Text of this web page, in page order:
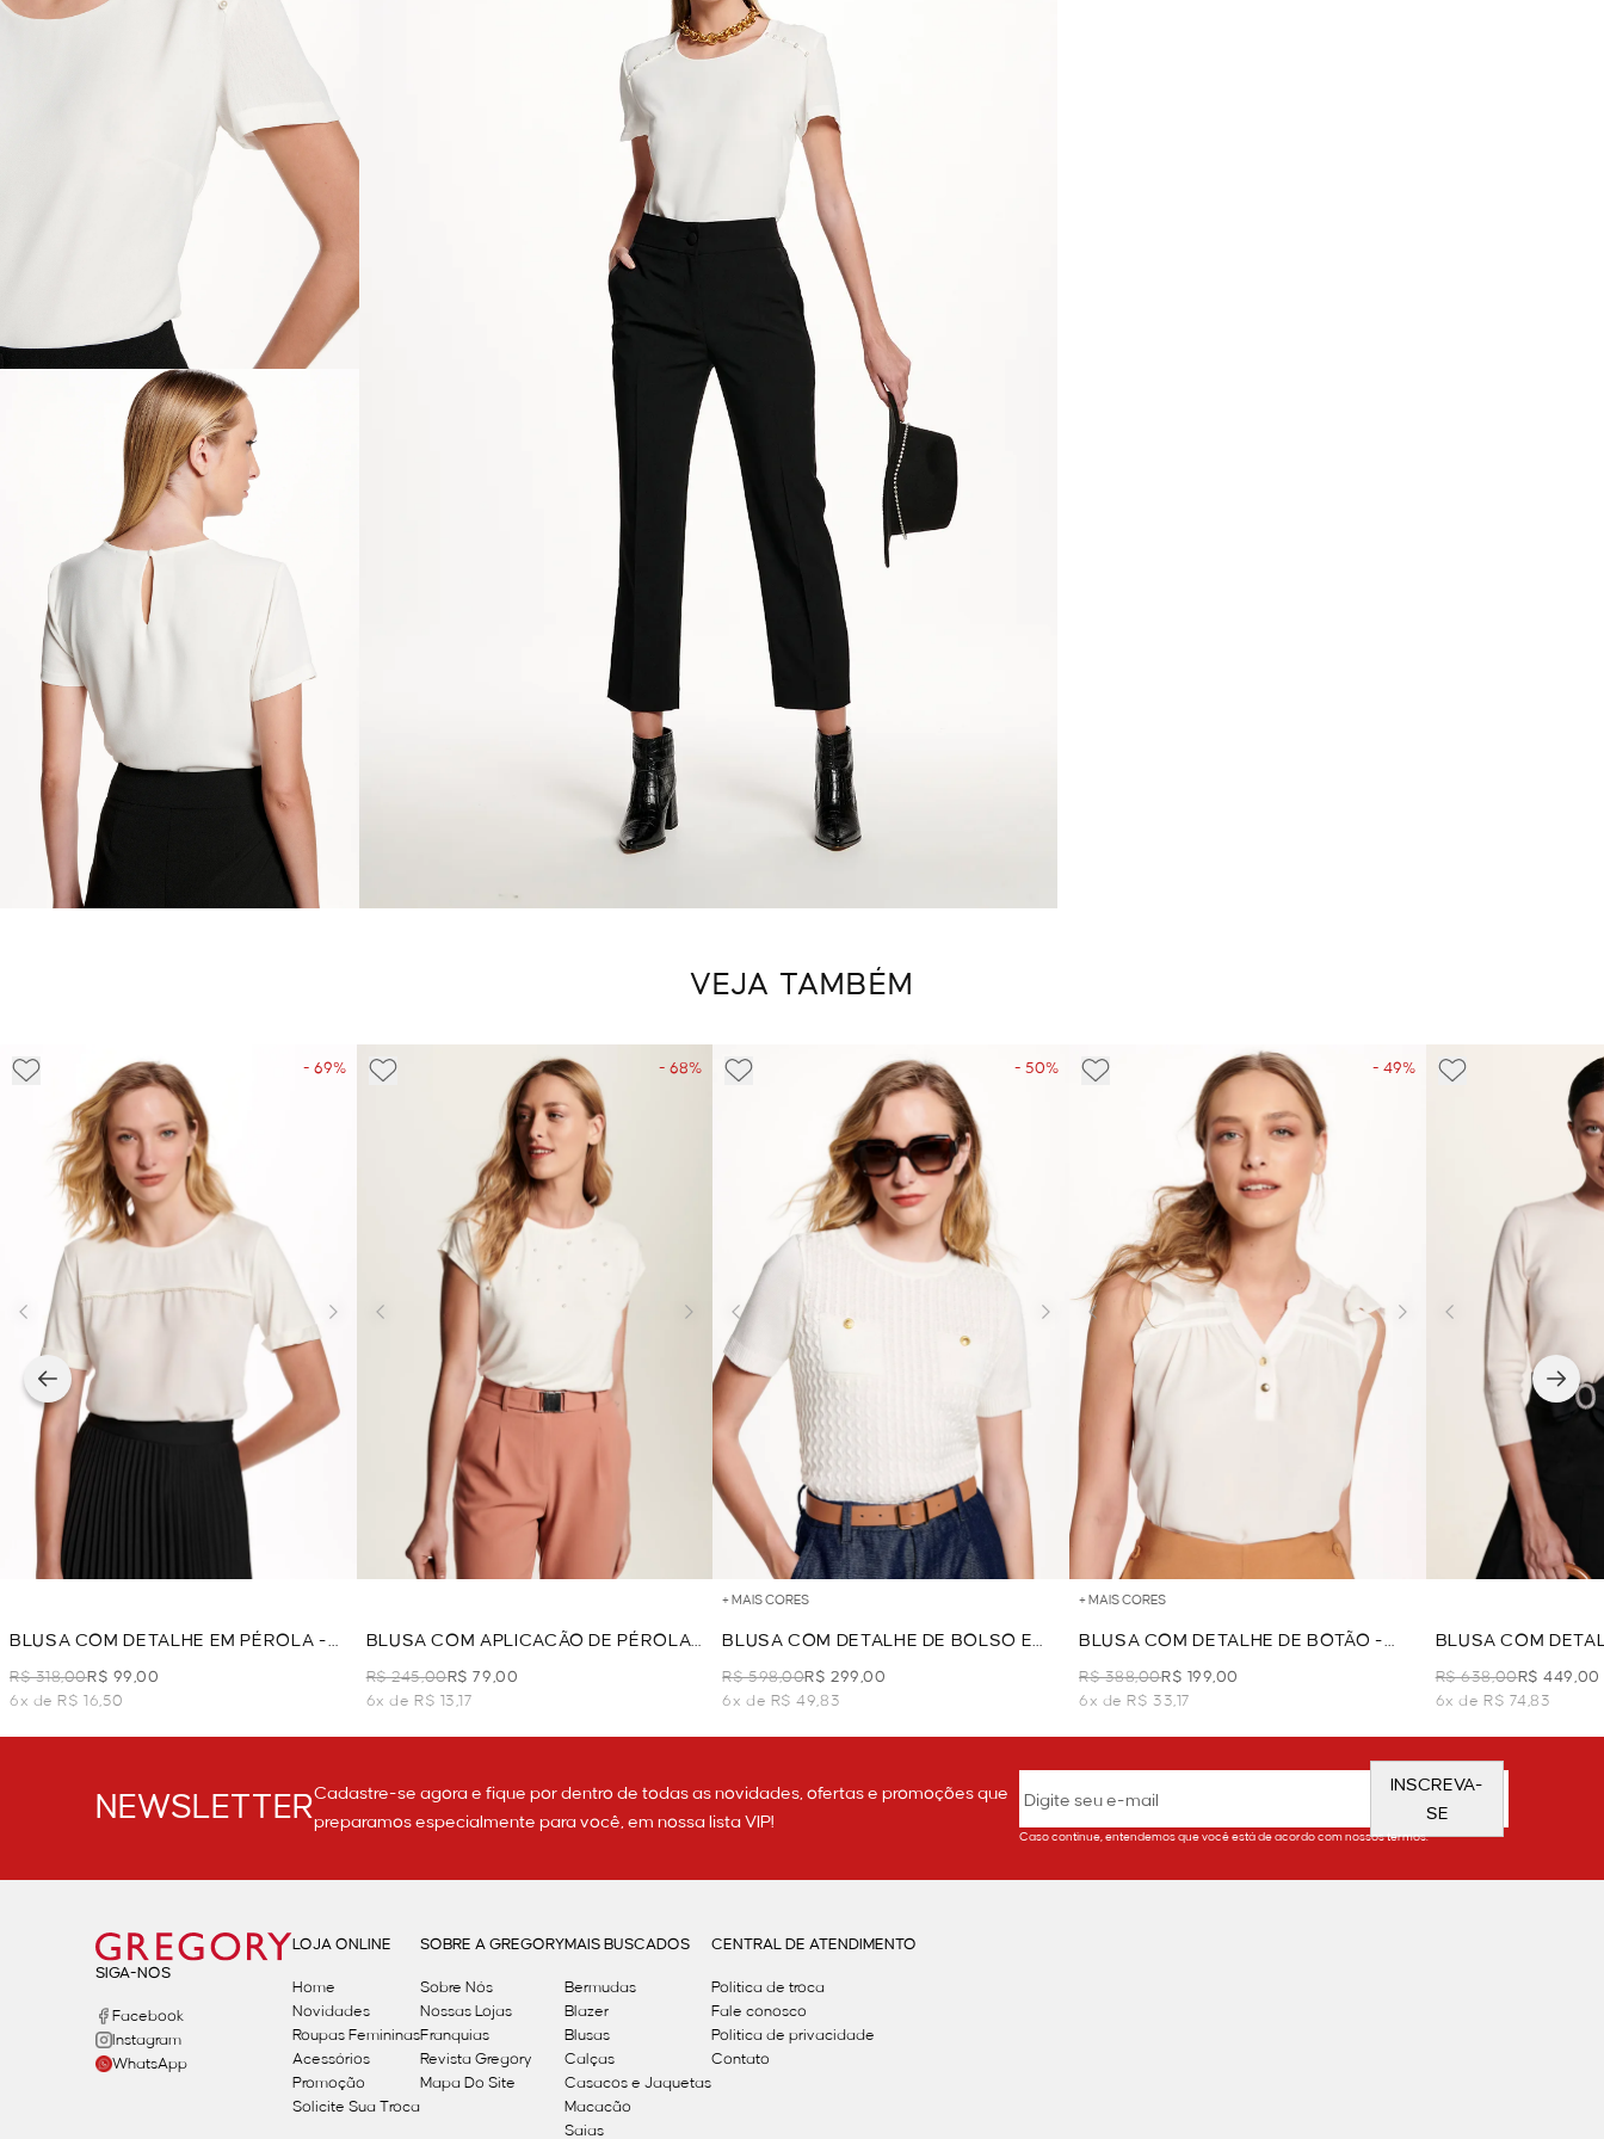
VEJA TAMBÉM
- 69%
BLUSA COM DETALHE EM PÉROLA -
OFF WHITE
R$ 318,00R$ 99,00
6x de R$ 16,50
- 68%
BLUSA COM APLICACÃO DE PÉROLA
- OFF WHITE
R$ 245,00R$ 79,00
6x de R$ 13,17
- 50%
+ MAIS CORES
BLUSA COM DETALHE DE BOLSO E
BOTÃO - OFF WHITE
R$ 598,00R$ 299,00
6x de R$ 49,83
- 49%
+ MAIS CORES
BLUSA COM DETALHE DE BOTÃO -
OFF WHITE
R$ 388,00R$ 199,00
6x de R$ 33,17
BLUSA COM
COM MANGA -
R$ 638,00R$ 449,00
6x de R$ 74,83
NEWSLETTERCadastre-se agora e fique por dentro de todas as novidades, ofertas e promoções que
preparamos especialmente para você, em nossa lista VIP!
INSCREVA-
SE
Caso continue, entendemos que você está de acordo com nossos termos.
SIGA-NOS
Facebook
Instagram
WhatsApp
LOJA ONLINE
Home
Novidades
Roupas Femininas
Acessórios
Promoção
Solicite Sua Troca
SOBRE A GREGORY
Sobre Nós
Nossas Lojas
Franquias
Revista Gregory
Mapa Do Site
MAIS BUSCADOS
Bermudas
Blazer
Blusas
Calças
Casacos e Jaquetas
Macacão
Saias
CENTRAL DE ATENDIMENTO
Política de troca
Fale conosco
Politica de privacidade
Contato